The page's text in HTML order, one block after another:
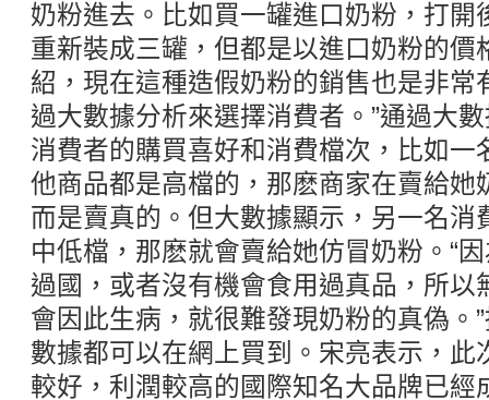
奶粉進去。比如買一罐進口奶粉，打開
重新裝成三罐，但都是以進口奶粉的價
紹，現在這種造假奶粉的銷售也是非常
過大數據分析來選擇消費者。”通過大
消費者的購買喜好和消費檔次，比如一
他商品都是高檔的，那麽商家在賣給她
而是賣真的。但大數據顯示，另一名消
中低檔，那麽就會賣給她仿冒奶粉。“
過國，或者沒有機會食用過真品，所以
會因此生病，就很難發現奶粉的真偽。
數據都可以在網上買到。宋亮表示，此
較好，利潤較高的國際知名大品牌已經